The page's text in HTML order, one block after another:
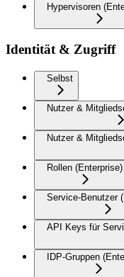
Hypervisoren
Identität & Zugriff
Selbst
Nutzer &
Nutzer &
Rollen (Enterprise)
Service-Benutzer
API Keys für
IDP-Gruppen